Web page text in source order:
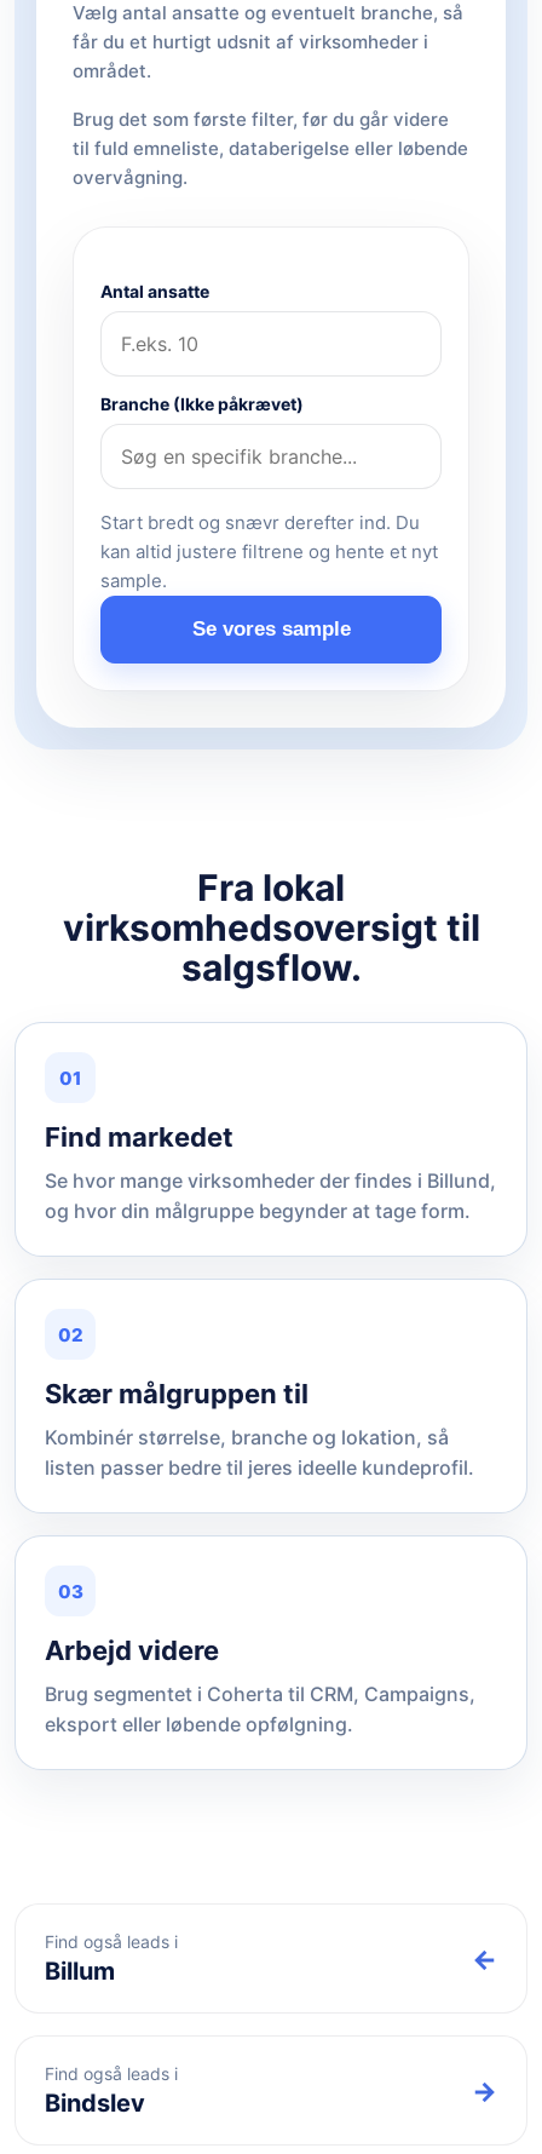
Vælg antal ansatte og eventuelt branche, så
får du et hurtigt udsnit af virksomheder i
området.
Brug det som første filter, før du går videre
til fuld emneliste, databerigelse eller løbende
overvågning.
Antal ansatte
Branche (Ikke påkrævet)
Start bredt og snævr derefter ind. Du
kan altid justere filtrene og hente et nyt
sample.
Se vores sample
Fra lokal
virksomhedsoversigt til
salgsflow.
01
Find markedet
Se hvor mange virksomheder der findes i Billund,
og hvor din målgruppe begynder at tage form.
02
Skær målgruppen til
Kombinér størrelse, branche og lokation, så
listen passer bedre til jeres ideelle kundeprofil.
03
Arbejd videre
Brug segmentet i Coherta til CRM, Campaigns,
eksport eller løbende opfølgning.
Find også leads i
Billum ←
Find også leads i
Bindslev →